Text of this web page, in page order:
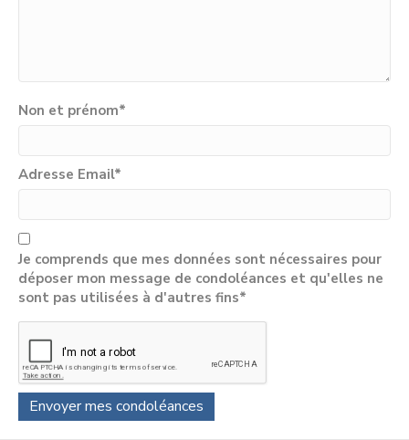
Non et prénom*
Adresse Email*
Je comprends que mes données sont nécessaires pour
déposer mon message de condoléances et qu'elles ne
sont pas utilisées à d'autres fins*